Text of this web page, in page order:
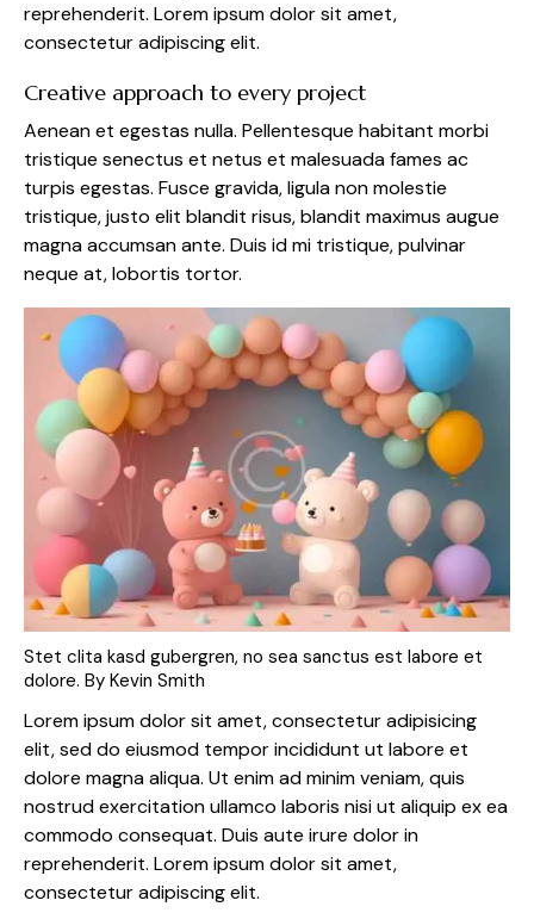
reprehenderit. Lorem ipsum dolor sit amet,
consectetur adipiscing elit.
Creative approach to every project
Aenean et egestas nulla. Pellentesque habitant morbi
tristique senectus et netus et malesuada fames ac
turpis egestas. Fusce gravida, ligula non molestie
tristique, justo elit blandit risus, blandit maximus augue
magna accumsan ante. Duis id mi tristique, pulvinar
neque at, lobortis tortor.
Stet clita kasd gubergren, no sea sanctus est labore et
dolore. By Kevin Smith
Lorem ipsum dolor sit amet, consectetur adipisicing
elit, sed do eiusmod tempor incididunt ut labore et
dolore magna aliqua. Ut enim ad minim veniam, quis
nostrud exercitation ullamco laboris nisi ut aliquip ex ea
commodo consequat. Duis aute irure dolor in
reprehenderit. Lorem ipsum dolor sit amet,
consectetur adipiscing elit.